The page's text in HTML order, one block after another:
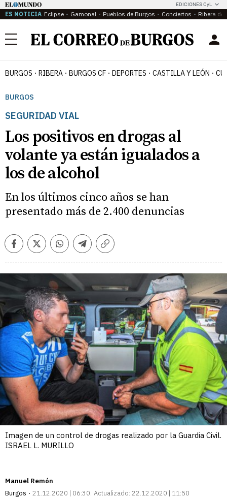
EDICIONES CyL
ES NOTICIA Eclipse Gamonal Pueblos de Burgos Conciertos Ribera del
Menú
BURGOS RIBERA BURGOS CF DEPORTES CASTILLA Y LEÓN
BURGOS
SEGURIDAD VIAL
Los positivos en drogas al
volante ya están igualados a
los de alcohol
En los últimos cinco años se han
presentado más de 2.400 denuncias
FacebookTwitterWhatsappTelegramCopiar
Imagen de un control de drogas realizado por la Guardia Civil.
ISRAEL L. MURILLO
Manuel Remón
Burgos
21.12.2020 | 06:30 Actualizado: 22.12.2020 | 11:50